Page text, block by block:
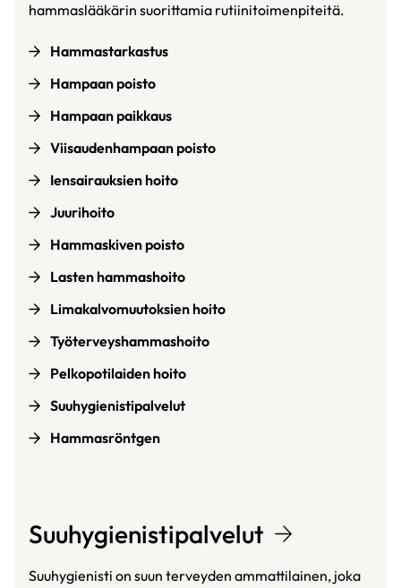
hammaslääkärin suorittamia rutiinitoimenpiteitä.
Hammastarkastus
Hampaan poisto
Hampaan paikkaus
Viisaudenhampaan poisto
Iensairauksien hoito
Juurihoito
Hammaskiven poisto
Lasten hammashoito
Limakalvomuutoksien hoito
Työterveyshammashoito
Pelkopotilaiden hoito
Suuhygienistipalvelut
Hammasröntgen
Suuhygienistipalvelut
Suuhygienisti on suun terveyden ammattilainen, joka